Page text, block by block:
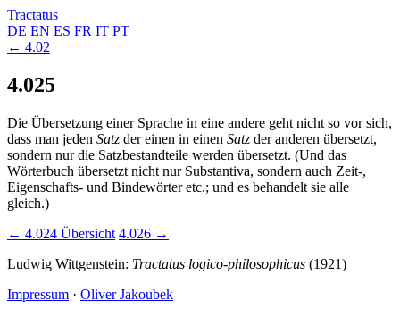
Tractatus
DE EN ES FR IT PT
← 4.02
4.025
Die Übersetzung einer Sprache in eine andere geht nicht so vor sich,
dass man jeden Satz der einen in einen Satz der anderen übersetzt,
sondern nur die Satzbestandteile werden übersetzt. (Und das
Wörterbuch übersetzt nicht nur Substantiva, sondern auch Zeit-,
Eigenschafts- und Bindewörter etc.; und es behandelt sie alle
gleich.)
← 4.024 Übersicht 4.026 →
Ludwig Wittgenstein: Tractatus logico-philosophicus (1921)
Impressum · Oliver Jakoubek